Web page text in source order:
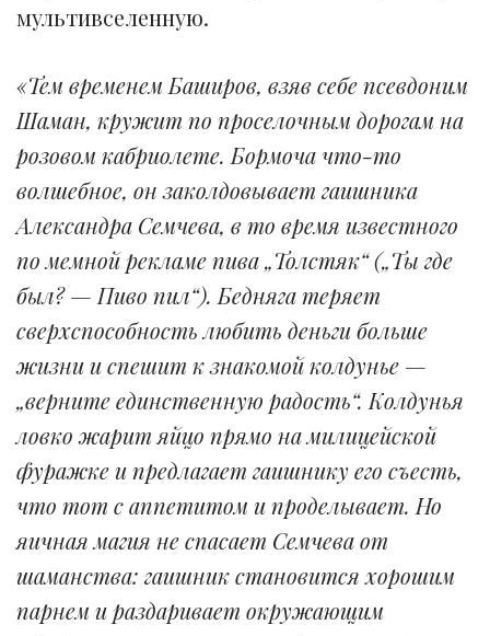
мультивселенную.
«Тем временем Баширов, взяв себе псевдоним
Шаман, кружит по проселочным дорогам на
розовом кабриолете. Бормоча что-то
волшебное, он заколдовывает гаишника
Александра Семчева, в то время известного
по мемной рекламе пива „Толстяк“ („Ты где
был? — Пиво пил“). Бедняга теряет
сверхспособность любить деньги больше
жизни и спешит к знакомой колдунье —
„верните единственную радость“. Колдунья
ловко жарит яйцо прямо на милицейской
фуражке и предлагает гаишнику его съесть,
что тот с аппетитом и проделывает. Но
яичная магия не спасает Семчева от
шаманства: гаишник становится хорошим
парнем и раздаривает окружающим